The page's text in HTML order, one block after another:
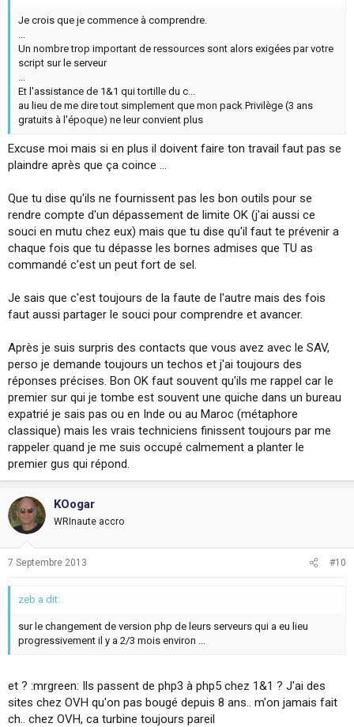
Je crois que je commence à comprendre.
...
Un nombre trop important de ressources sont alors exigées par votre
script sur le serveur
...
Et l'assistance de 1&1 qui tortille du c...
au lieu de me dire tout simplement que mon pack Privilège (3 ans
gratuits à l'époque) ne leur convient plus
Excuse moi mais si en plus il doivent faire ton travail faut pas se
plaindre après que ça coince ...
Que tu dise qu'ils ne fournissent pas les bon outils pour se
rendre compte d'un dépassement de limite OK (j'ai aussi ce
souci en mutu chez eux) mais que tu dise qu'il faut te prévenir a
chaque fois que tu dépasse les bornes admises que TU as
commandé c'est un peut fort de sel.
Je sais que c'est toujours de la faute de l'autre mais des fois
faut aussi partager le souci pour comprendre et avancer.
Après je suis surpris des contacts que vous avez avec le SAV,
perso je demande toujours un techos et j'ai toujours des
réponses précises. Bon OK faut souvent qu'ils me rappel car le
premier sur qui je tombe est souvent une quiche dans un bureau
expatrié je sais pas ou en Inde ou au Maroc (métaphore
classique) mais les vrais techniciens finissent toujours par me
rappeler quand je me suis occupé calmement a planter le
premier gus qui répond.
KOogar
WRInaute accro
7 Septembre 2013 #10
zeb a dit:
sur le changement de version php de leurs serveurs qui a eu lieu
progressivement il y a 2/3 mois environ ...
et ? :mrgreen: Ils passent de php3 à php5 chez 1&1 ? J'ai des
sites chez OVH qu'on pas bougé depuis 8 ans.. m'on jamais fait
ch.. chez OVH, ca turbine toujours pareil